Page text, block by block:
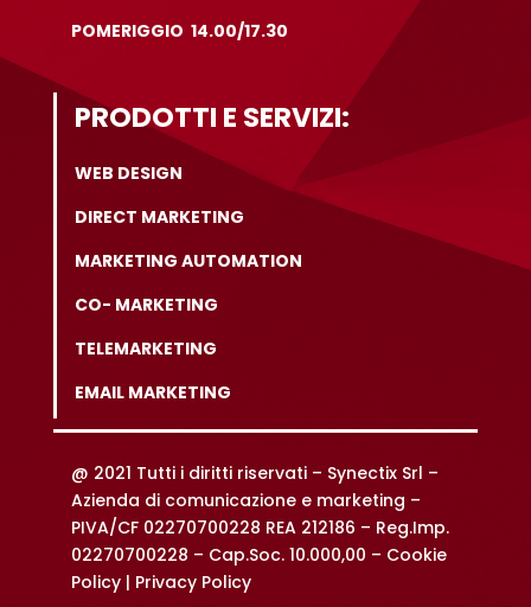
POMERIGGIO 14.00/17.30
PRODOTTI E SERVIZI:
WEB DESIGN
DIRECT MARKETING
MARKETING AUTOMATION
CO- MARKETING
TELEMARKETING
EMAIL MARKETING
@ 2021 Tutti i diritti riservati – Synectix Srl –
Azienda di comunicazione e marketing –
PIVA/CF 02270700228 REA 212186 – Reg.Imp.
02270700228 – Cap.Soc. 10.000,00 – Cookie
Policy | Privacy Policy